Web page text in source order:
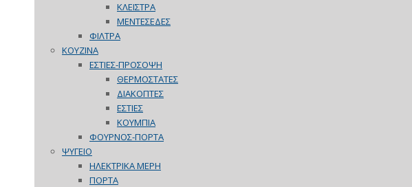
ΚΛΕΙΣΤΡΑ
ΜΕΝΤΕΣΕΔΕΣ
ΦΙΛΤΡΑ
ΚΟΥΖΙΝΑ
ΕΣΤΙΕΣ-ΠΡΟΣΟΨΗ
ΘΕΡΜΟΣΤΑΤΕΣ
ΔΙΑΚΟΠΤΕΣ
ΕΣΤΙΕΣ
ΚΟΥΜΠΙΑ
ΦΟΥΡΝΟΣ-ΠΟΡΤΑ
ΨΥΓΕΙΟ
ΗΛΕΚΤΡΙΚΑ ΜΕΡΗ
ΠΟΡΤΑ